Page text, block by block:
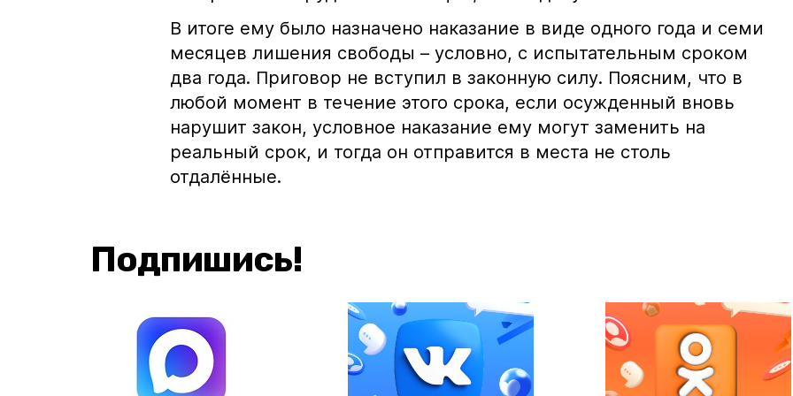
В итоге ему было назначено наказание в виде одного года и семи
месяцев лишения свободы – условно, с испытательным сроком
два года. Приговор не вступил в законную силу. Поясним, что в
любой момент в течение этого срока, если осужденный вновь
нарушит закон, условное наказание ему могут заменить на
реальный срок, и тогда он отправится в места не столь
отдалённые.
Подпишись!